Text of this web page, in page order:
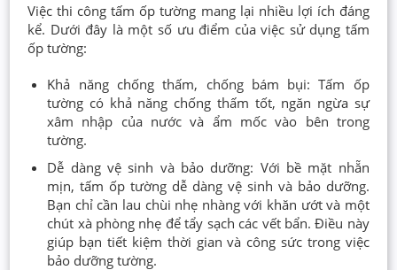
Việc thi công tấm ốp tường mang lại nhiều lợi ích đáng
kể. Dưới đây là một số ưu điểm của việc sử dụng tấm
ốp tường:
Khả năng chống thấm, chống bám bụi: Tấm ốp
tường có khả năng chống thấm tốt, ngăn ngừa sự
xâm nhập của nước và ẩm mốc vào bên trong
tường.
Dễ dàng vệ sinh và bảo dưỡng: Với bề mặt nhẵn
mịn, tấm ốp tường dễ dàng vệ sinh và bảo dưỡng.
Bạn chỉ cần lau chùi nhẹ nhàng với khăn ướt và một
chút xà phòng nhẹ để tẩy sạch các vết bẩn. Điều này
giúp bạn tiết kiệm thời gian và công sức trong việc
bảo dưỡng tường.